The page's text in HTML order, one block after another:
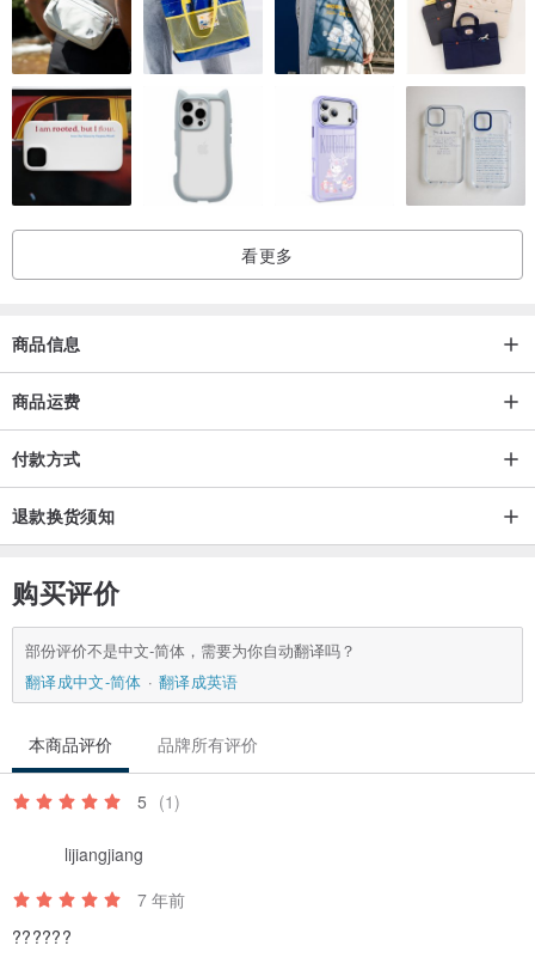
看更多
商品信息
商品运费
付款方式
退款换货须知
购买评价
部份评价不是中文-简体，需要为你自动翻译吗？
翻译成中文-简体
翻译成英语
本商品评价 品牌所有评价
5 (1)
lijiangjiang
7 年前
??????